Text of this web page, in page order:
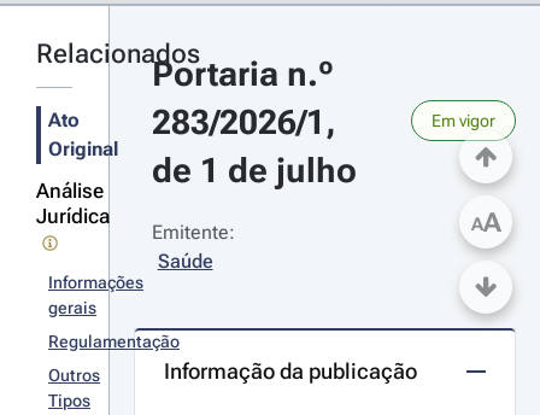
Relacionados
Ato
Original
Análise
Jurídica
Informações
gerais
Regulamentação
Outros
Tipos
Portaria n.º
283/2026/1,
de 1 de julho
Em vigor
Emitente:
Saúde
Informação da publicação
AA